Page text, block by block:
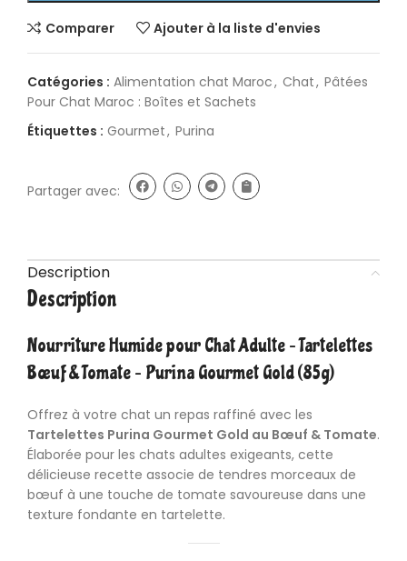
Comparer Ajouter à la liste d'envies
Catégories : Alimentation chat Maroc, Chat, Pâtées
Pour Chat Maroc : Boîtes et Sachets
Étiquettes : Gourmet, Purina
Partager avec:
Description
Description
Nourriture Humide pour Chat Adulte – Tartelettes
Bœuf & Tomate – Purina Gourmet Gold (85g)
Offrez à votre chat un repas raffiné avec les
Tartelettes Purina Gourmet Gold au Bœuf & Tomate.
Élaborée pour les chats adultes exigeants, cette
délicieuse recette associe de tendres morceaux de
bœuf à une touche de tomate savoureuse dans une
texture fondante en tartelette.